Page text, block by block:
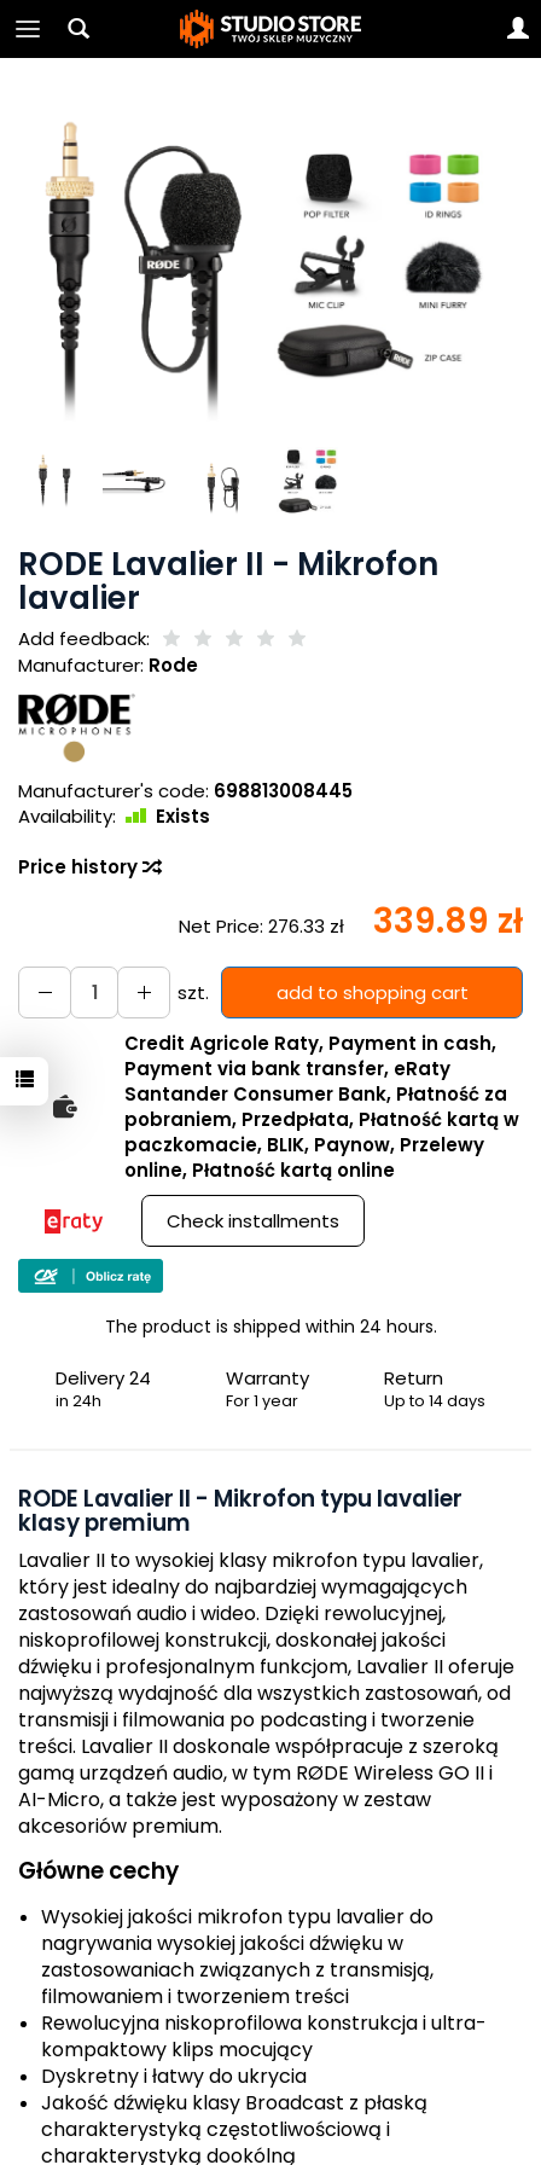
RODE Lavalier II - Mikrofon
lavalier
Add feedback:
Manufacturer: Rode
Manufacturer's code: 698813008445
Availability:
Exists
Price history
Net Price: 276.33 zł 339.89 zł
szt.
add to shopping cart
Credit Agricole Raty, Payment in cash,
Payment via bank transfer, eRaty
Santander Consumer Bank, Płatność za
pobraniem, Przedpłata, Płatność kartą w
paczkomacie, BLIK, Paynow, Przelewy
online, Płatność kartą online
Check installments
The product is shipped within 24 hours.
Delivery 24
in 24h
Warranty
For 1 year
Return
Up to 14 days
RODE Lavalier II - Mikrofon typu lavalier
klasy premium
Lavalier II to wysokiej klasy mikrofon typu lavalier,
który jest idealny do najbardziej wymagających
zastosowań audio i wideo. Dzięki rewolucyjnej,
niskoprofilowej konstrukcji, doskonałej jakości
dźwięku i profesjonalnym funkcjom, Lavalier II oferuje
najwyższą wydajność dla wszystkich zastosowań, od
transmisji i filmowania po podcasting i tworzenie
treści. Lavalier II doskonale współpracuje z szeroką
gamą urządzeń audio, w tym RØDE Wireless GO II i
AI-Micro, a także jest wyposażony w zestaw
akcesoriów premium.
Główne cechy
Wysokiej jakości mikrofon typu lavalier do
nagrywania wysokiej jakości dźwięku w
zastosowaniach związanych z transmisją,
filmowaniem i tworzeniem treści
Rewolucyjna niskoprofilowa konstrukcja i ultra-
kompaktowy klips mocujący
Dyskretny i łatwy do ukrycia
Jakość dźwięku klasy Broadcast z płaską
charakterystyką częstotliwościową i
charakterystyką dookólną